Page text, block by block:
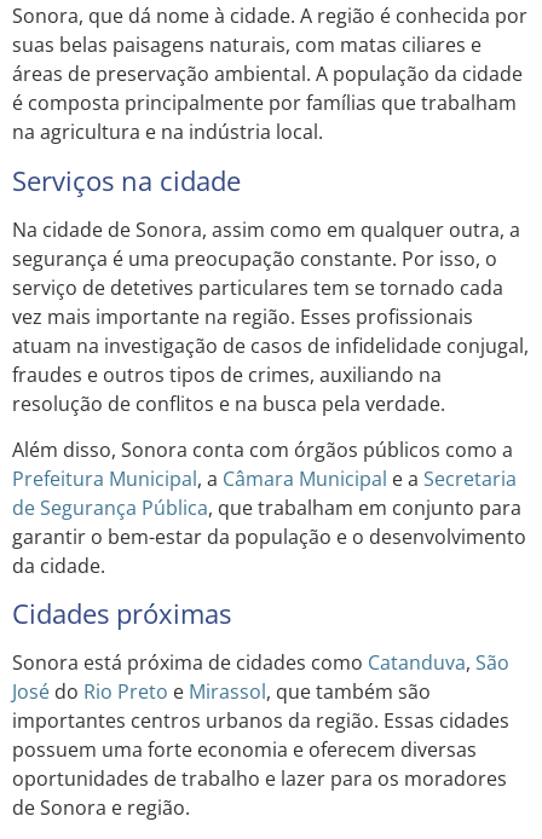
Sonora, que dá nome à cidade. A região é conhecida por
suas belas paisagens naturais, com matas ciliares e
áreas de preservação ambiental. A população da cidade
é composta principalmente por famílias que trabalham
na agricultura e na indústria local.
Serviços na cidade
Na cidade de Sonora, assim como em qualquer outra, a
segurança é uma preocupação constante. Por isso, o
serviço de detetives particulares tem se tornado cada
vez mais importante na região. Esses profissionais
atuam na investigação de casos de infidelidade conjugal,
fraudes e outros tipos de crimes, auxiliando na
resolução de conflitos e na busca pela verdade.
Além disso, Sonora conta com órgãos públicos como a
Prefeitura Municipal, a Câmara Municipal e a Secretaria
de Segurança Pública, que trabalham em conjunto para
garantir o bem-estar da população e o desenvolvimento
da cidade.
Cidades próximas
Sonora está próxima de cidades como Catanduva, São
José do Rio Preto e Mirassol, que também são
importantes centros urbanos da região. Essas cidades
possuem uma forte economia e oferecem diversas
oportunidades de trabalho e lazer para os moradores
de Sonora e região.